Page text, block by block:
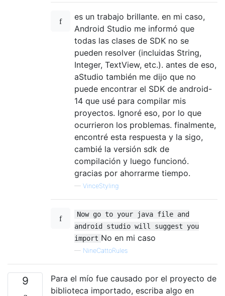
es un trabajo brillante. en mi caso,
Android Studio me informó que
todas las clases de SDK no se
pueden resolver (incluidas String,
Integer, TextView, etc.). antes de eso,
aStudio también me dijo que no
puede encontrar el SDK de android-
14 que usé para compilar mis
proyectos. Ignoré eso, por lo que
ocurrieron los problemas. finalmente,
encontré esta respuesta y la sigo,
cambié la versión sdk de
compilación y luego funcionó.
gracias por ahorrarme tiempo.
— VinceStyling
Now go to your java file and
android studio will suggest you
import No en mi caso
— NineCattoRules
9
Para el mío fue causado por el proyecto de
biblioteca importado, escriba algo en